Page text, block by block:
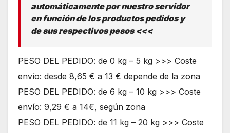
automáticamente por nuestro servidor
en función de los productos pedidos y
de sus respectivos pesos <<<
PESO DEL PEDIDO: de 0 kg – 5 kg >>> Coste
envío: desde 8,65 € a 13 € depende de la zona
PESO DEL PEDIDO: de 6 kg – 10 kg >>> Coste
envío: 9,29 € a 14€, según zona
PESO DEL PEDIDO: de 11 kg – 20 kg >>> Coste